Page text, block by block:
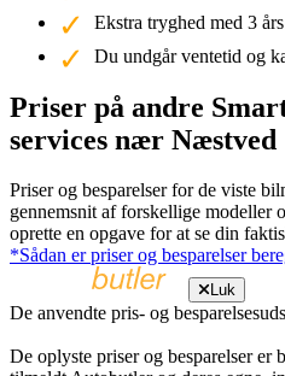
Ekstra tryghed med 3 års
Du undgår ventetid og
Priser på andre
services nær Næstved
Priser og besparelser for de viste
gennemsnit af forskellige modeller
oprette en opgave for at se din
*Sådan er priser og besparelser
Luk
De anvendte pris- og
De oplyste priser og besparelser er